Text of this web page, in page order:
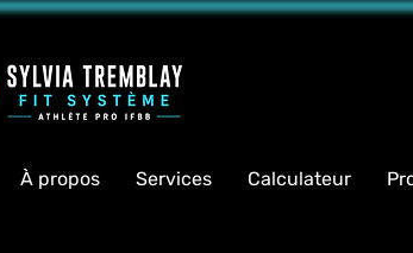
À propos Services Calculateur